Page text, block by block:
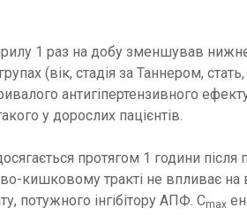
1 раз на добу зменшував
(вік, стадія за Таннером,
антигіпертензивного
у дорослих пацієнтів.
протягом 1 години
кишковому тракті не впливає на
потужного інгібітору АПФ. Cmax